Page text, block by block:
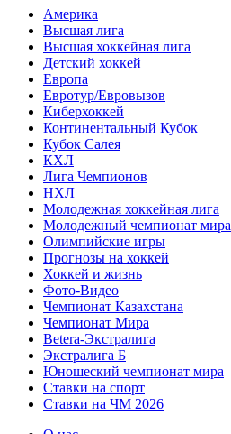
Америка
Высшая лига
Высшая хоккейная лига
Детский хоккей
Европа
Евротур/Евровызов
Киберхоккей
Континентальный Кубок
Кубок Салея
КХЛ
Лига Чемпионов
НХЛ
Молодежная хоккейная лига
Молодежный чемпионат мира
Олимпийские игры
Прогнозы на хоккей
Хоккей и жизнь
Фото-Видео
Чемпионат Казахстана
Чемпионат Мира
Betera-Экстралига
Экстралига Б
Юношеский чемпионат мира
Ставки на спорт
Ставки на ЧМ 2026